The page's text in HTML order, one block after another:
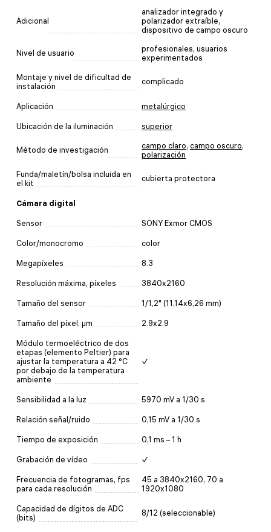
Adicional
analizador integrado y
polarizador extraíble,
dispositivo de campo oscuro
Nivel de usuario
profesionales, usuarios
experimentados
Montaje y nivel de dificultad de
instalación
complicado
Aplicación metalúrgico
Ubicación de la iluminación superior
Método de investigación campo claro, campo oscuro,
polarización
Funda/maletín/bolsa incluida en
el kit
cubierta protectora
Cámara digital
Sensor SONY Exmor CMOS
Color/monocromo color
Megapíxeles 8.3
Resolución máxima, píxeles 3840x2160
Tamaño del sensor 1/1,2" (11,14x6,26 mm)
Tamaño del píxel, µm 2.9x2.9
Módulo termoeléctrico de dos
etapas (elemento Peltier) para
ajustar la temperatura a 42 °C
por debajo de la temperatura
ambiente
✓
Sensibilidad a la luz 5970 mV a 1/30 s
Relación señal/ruido 0,15 mV a 1/30 s
Tiempo de exposición 0,1 ms – 1 h
Grabación de vídeo ✓
Frecuencia de fotogramas, fps
para cada resolución
45 a 3840x2160, 70 a
1920x1080
Capacidad de dígitos de ADC
(bits)
8/12 (seleccionable)